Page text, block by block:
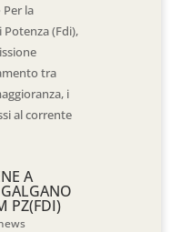
Per la
(Fdi),
tra
i
al corrente
A
PZ(FDI)